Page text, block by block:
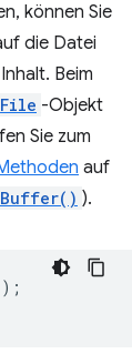
können Sie
die Datei
Beim
File -Objekt
Sie zum
auf
).